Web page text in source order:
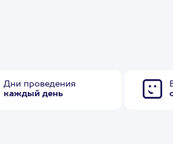
Дни проведения
каждый день